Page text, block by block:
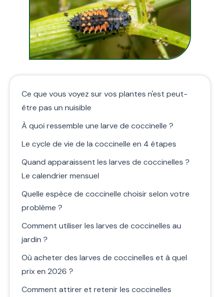
Ce que vous voyez sur vos plantes n'est peut-
être pas un nuisible
À quoi ressemble une larve de coccinelle ?
Le cycle de vie de la coccinelle en 4 étapes
Quand apparaissent les larves de coccinelles ?
Le calendrier mensuel
Quelle espèce de coccinelle choisir selon votre
problème ?
Comment utiliser les larves de coccinelles au
jardin ?
Où acheter des larves de coccinelles et à quel
prix en 2026 ?
Comment attirer et retenir les coccinelles